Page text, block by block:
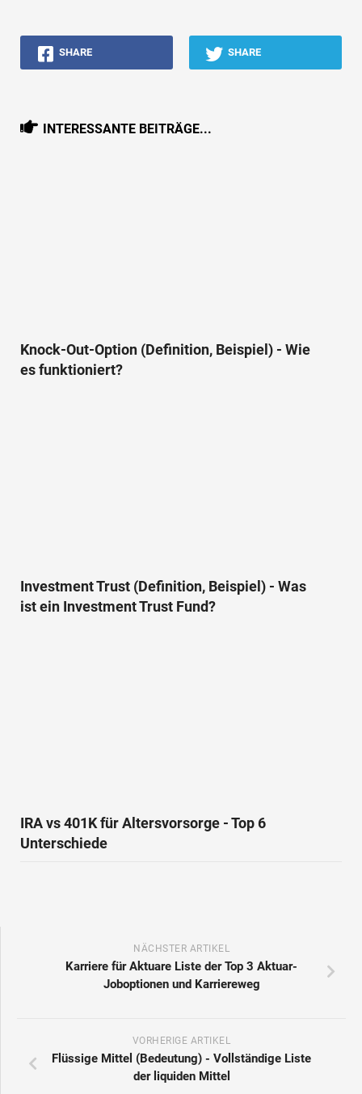
SHARE SHARE
INTERESSANTE BEITRÄGE...
Knock-Out-Option (Definition, Beispiel) - Wie
es funktioniert?
Investment Trust (Definition, Beispiel) - Was
ist ein Investment Trust Fund?
IRA vs 401K für Altersvorsorge - Top 6
Unterschiede
NÄCHSTER ARTIKEL
Karriere für Aktuare Liste der Top 3 Aktuar-
Joboptionen und Karriereweg
VORHERIGE ARTIKEL
Flüssige Mittel (Bedeutung) - Vollständige Liste
der liquiden Mittel